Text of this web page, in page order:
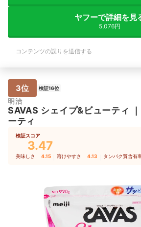
ヤフーで詳細を見
5,076円
コンテンツの誤りを送信する
3位 検証16位
明治
SAVAS シェイプ&ビューティ ｜
ーティ
検証スコア
3.47
美味しさ 4.15 溶けやすさ 4.13 タンパク質含有